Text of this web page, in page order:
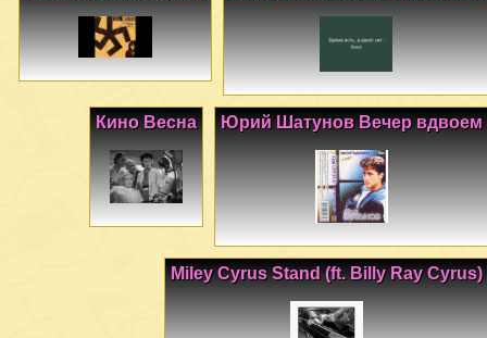
Юрий Шатунов Вечер вдвоем
Кино Весна
Miley Cyrus Stand (ft. Billy Ray Cyrus)